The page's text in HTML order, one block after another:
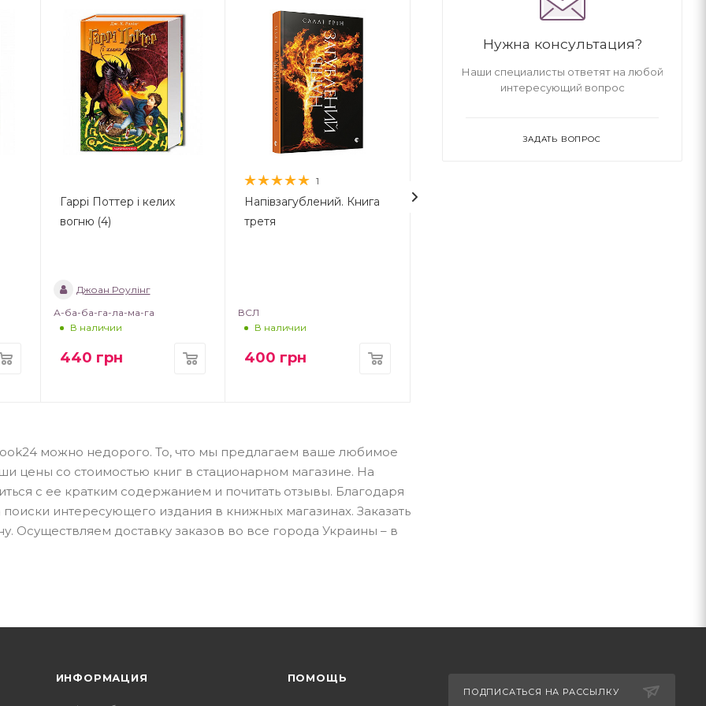
Гаррі Поттер і келих
вогню (4)
Джоан Роулінг
А-ба-ба-га-ла-ма-га
В наличии
440 грн
1
Напівзагублений. Книга
третя
ВСЛ
В наличии
400 грн
можно недорого. То, что мы предлагаем ваше любимое
цены со стоимостью книг в стационарном магазине. На
с ее кратким содержанием и почитать отзывы. Благодаря
интересующего издания в книжных магазинах. Заказать
Осуществляем доставку заказов во все города Украины – в
Нужна консультация?
Наши специалисты ответят на любой
интересующий вопрос
ЗАДАТЬ ВОПРОС
ИНФОРМАЦИЯ ПОМОЩЬ
ПОДПИСАТЬСЯ НА РАССЫЛКУ